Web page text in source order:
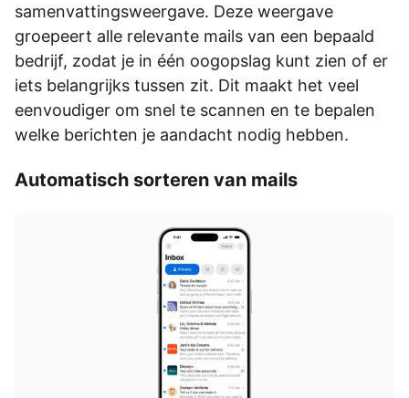
samenvattingsweergave. Deze weergave
groepeert alle relevante mails van een bepaald
bedrijf, zodat je in één oogopslag kunt zien of er
iets belangrijks tussen zit. Dit maakt het veel
eenvoudiger om snel te scannen en te bepalen
welke berichten je aandacht nodig hebben.
Automatisch sorteren van mails